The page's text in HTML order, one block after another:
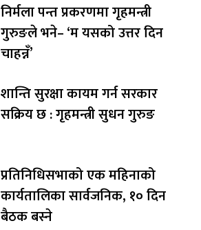
निर्मला पन्त प्रकरणमा गृहमन्त्री
गुरुङले भने– ‘म यसको उत्तर दिन
चाहन्नँ’
शान्ति सुरक्षा कायम गर्न सरकार
सक्रिय छ : गृहमन्त्री सुधन गुरुङ
प्रतिनिधिसभाको एक महिनाको
कार्यतालिका सार्वजनिक, १० दिन
बैठक बस्ने